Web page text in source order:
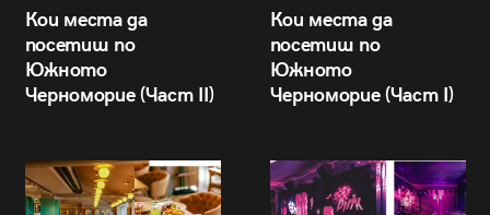
Кои места да
посетиш по
Южното
Черноморие (Част II)
Кои места да
посетиш по
Южното
Черноморие (Част I)